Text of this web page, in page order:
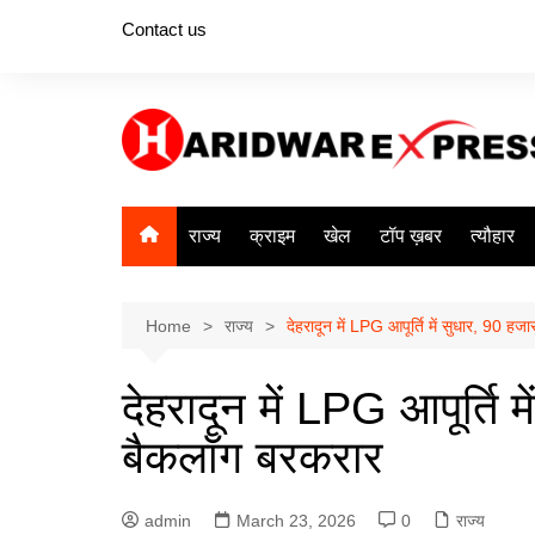
Contact us
राज्य क्राइम खेल टॉप ख़बर त्यौहार
Home राज्य देहरादून में LPG आपूर्ति में सुधार, 90
देहरादून में LPG आपूर्ति
बैकलॉग बरकरार
admin March 23, 2026 0 राज्य